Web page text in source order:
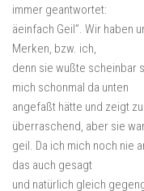
immer geantwortet:
äeinfach Geil”. Wir haben
Merken, bzw. ich,
denn sie wußte scheinbar
mich schonmal da unten
angefaßt hätte und zeigt
überraschend, aber sie
geil. Da ich mich noch nie
das auch gesagt
und natürlich gleich